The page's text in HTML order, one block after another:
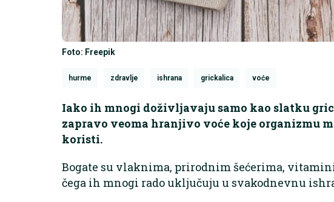
Foto: Freepik
hurme zdravlje ishrana grickalica voće
Iako ih mnogi doživljavaju samo kao slatku
zapravo veoma hranjivo voće koje organizmu
koristi.
Bogate su vlaknima, prirodnim šećerima,
čega ih mnogi rado uključuju u svakodnevnu